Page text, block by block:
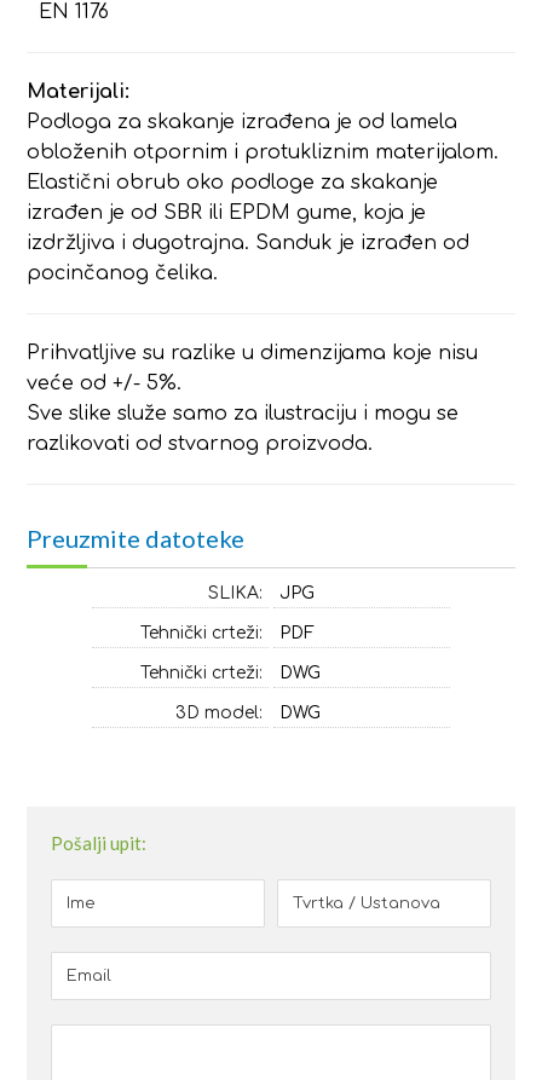
EN 1176
Materijali:
Podloga za skakanje izrađena je od lamela
obloženih otpornim i protukliznim materijalom.
Elastični obrub oko podloge za skakanje
izrađen je od SBR ili EPDM gume, koja je
izdržljiva i dugotrajna. Sanduk je izrađen od
pocinčanog čelika.
Prihvatljive su razlike u dimenzijama koje nisu
veće od +/- 5%.
Sve slike služe samo za ilustraciju i mogu se
razlikovati od stvarnog proizvoda.
Preuzmite datoteke
SLIKA: JPG
Tehnički crteži: PDF
Tehnički crteži: DWG
3D model: DWG
Pošalji upit: